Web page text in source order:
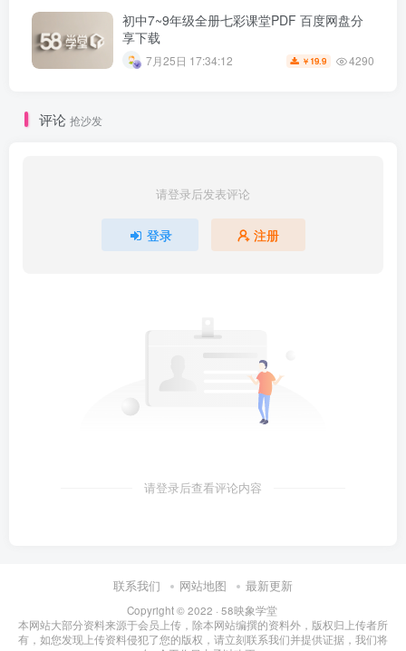
初中7~9年级全册七彩课堂PDF 百度网盘分
享下载
7月25日 17:34:12 ￥ 19.9 4290
评论 抢沙发
请登录后发表评论
登录 注册
请登录后查看评论内容
联系我们 网站地图 最新更新
Copyright © 2022 · 58映象学堂
本网站大部分资料来源于会员上传，除本网站编撰的资料外，版权归上传者所
有，如您发现上传资料侵犯了您的版权，请立刻联系我们并提供证据，我们将